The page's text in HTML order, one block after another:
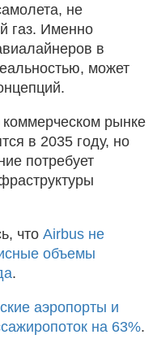
не
газ. Именно
в
может
коммерческом рынке
в 2035 году, но
потребует
что Airbus не
объемы
.
аэропорты и
на 63%.